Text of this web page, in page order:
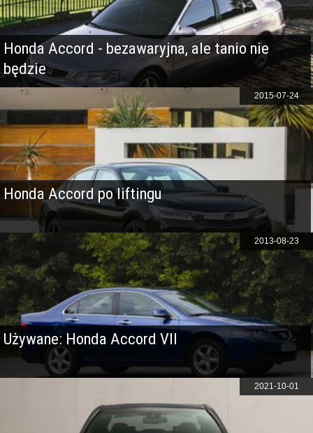
Honda Accord - bezawaryjna, ale tanio nie
będzie
Honda Accord po liftingu
2015-07-24
Używane: Honda Accord VII
2013-08-23
2021-10-01